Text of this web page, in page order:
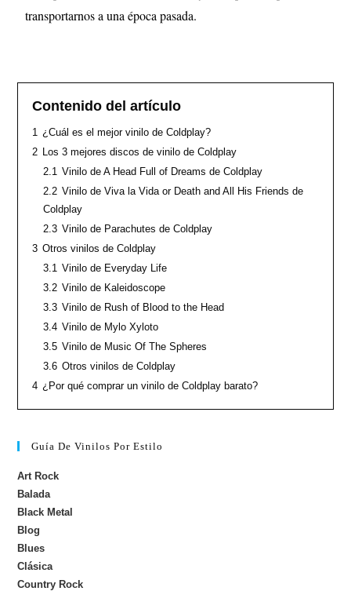
transportarnos a una época pasada.
Contenido del artículo
1 ¿Cuál es el mejor vinilo de Coldplay?
2 Los 3 mejores discos de vinilo de Coldplay
2.1 Vinilo de A Head Full of Dreams de Coldplay
2.2 Vinilo de Viva la Vida or Death and All His Friends de
Coldplay
2.3 Vinilo de Parachutes de Coldplay
3 Otros vinilos de Coldplay
3.1 Vinilo de Everyday Life
3.2 Vinilo de Kaleidoscope
3.3 Vinilo de Rush of Blood to the Head
3.4 Vinilo de Mylo Xyloto
3.5 Vinilo de Music Of The Spheres
3.6 Otros vinilos de Coldplay
4 ¿Por qué comprar un vinilo de Coldplay barato?
Guía De Vinilos Por Estilo
Art Rock
Balada
Black Metal
Blog
Blues
Clásica
Country Rock